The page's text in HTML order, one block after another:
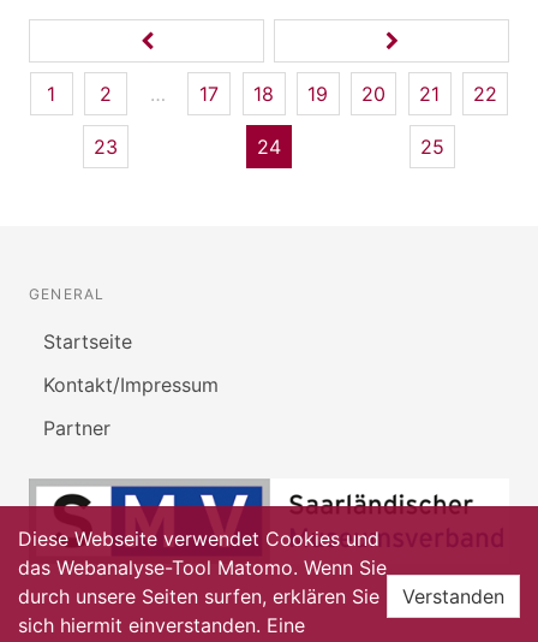
1 2 … 17 18 19 20 21 22
23 24 25
GENERAL
Startseite
Kontakt/Impressum
Partner
Diese Webseite verwendet Cookies und
das Webanalyse-Tool Matomo. Wenn Sie
durch unsere Seiten surfen, erklären Sie
sich hiermit einverstanden. Eine
Verstanden